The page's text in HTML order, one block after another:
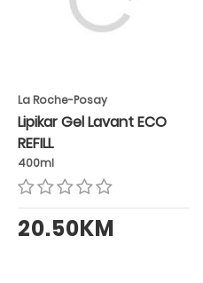
La Roche-Posay
Lipikar Gel Lavant ECO
REFILL
400ml
20.50KM